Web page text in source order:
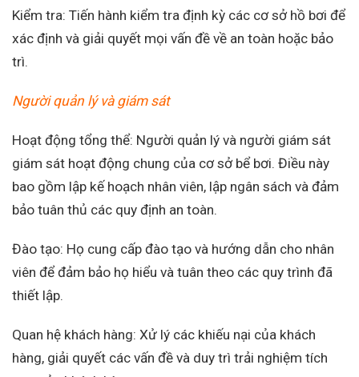
Kiểm tra: Tiến hành kiểm tra định kỳ các cơ sở hồ bơi để
xác định và giải quyết mọi vấn đề về an toàn hoặc bảo
trì.
Người quản lý và giám sát
Hoạt động tổng thể: Người quản lý và người giám sát
giám sát hoạt động chung của cơ sở bể bơi. Điều này
bao gồm lập kế hoạch nhân viên, lập ngân sách và đảm
bảo tuân thủ các quy định an toàn.
Đào tạo: Họ cung cấp đào tạo và hướng dẫn cho nhân
viên để đảm bảo họ hiểu và tuân theo các quy trình đã
thiết lập.
Quan hệ khách hàng: Xử lý các khiếu nại của khách
hàng, giải quyết các vấn đề và duy trì trải nghiệm tích